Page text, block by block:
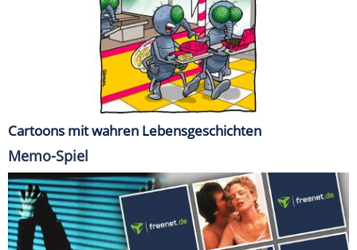
Cartoons mit wahren Lebensgeschichten
Memo-Spiel